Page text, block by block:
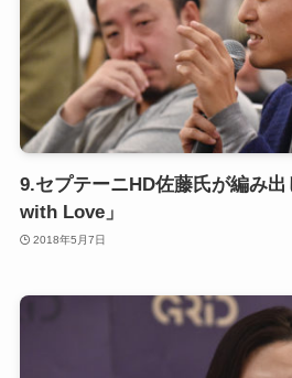
9.セプテーニHD佐藤氏が編み
with Love」
2018年5月7日